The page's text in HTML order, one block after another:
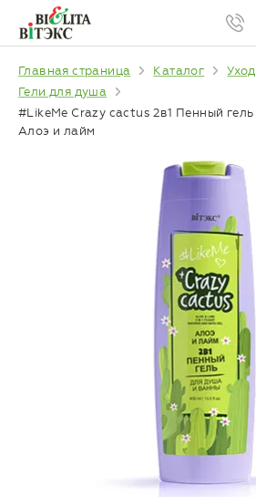
Главная страница Каталог
Гели для душа
#LikeMe Crazy cactus 2в1 Пенный
Алоэ и лайм